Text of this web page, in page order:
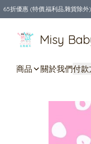
65折優惠 (特價,福利品,雜貨除外)
Misy
商品 關於我們付款